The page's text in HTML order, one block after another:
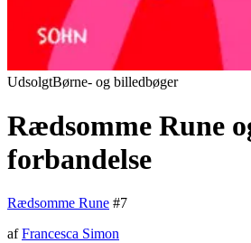
UdsolgtBørne- og billedbøger
Rædsomme Rune
forbandelse
Rædsomme Rune #7
afFrancesca Simon